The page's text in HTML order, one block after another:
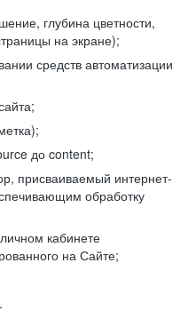
глубина цветности,
на экране);
средств автоматизации
до content;
присваиваемый интернет-
обработку
кабинете
на Сайте;